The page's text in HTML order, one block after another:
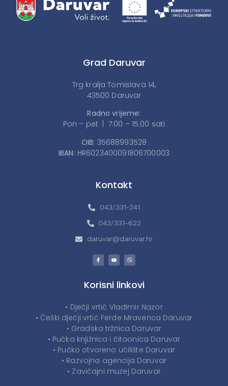
Grad Daruvar
Trg kralja Tomislava 14,
43500 Daruvar
Radno vrijeme:
Pon – pet | 7:00 – 15:00 sati
OIB: 35688993528
IBAN: HR6023400091806700003
Kontakt
043/331-241
043/331-622
daruvar@daruvar.hr
Korisni linkovi
• Dječji vrtić Vladimir Nazor
• Češki dječji vrtić Ferde Mravenca Daruvar
• Gradska tržnica Daruvar
• Pučka knjižnica i čitaonica Daruvar
• Pučko otvoreno učilište Daruvar
• Razvojna agencija Daruvar
• Zavičajni muzej Daruvar